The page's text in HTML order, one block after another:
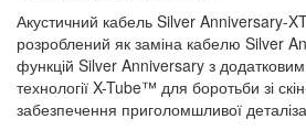
Акустичний кабель Silver Anniversary-
розроблений як заміна кабелю Silver
функцій Silver Anniversary з
технології X-Tube™ для боротьби зі
забезпечення приголомшливої